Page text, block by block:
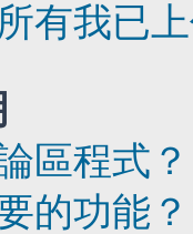
有我已
區程式？
的功能？